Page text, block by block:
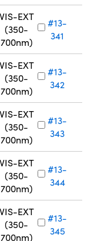
VIS-EXT
(350-
700nm)
#13-
341
VIS-EXT
(350-
700nm)
#13-
342
VIS-EXT
(350-
700nm)
#13-
343
VIS-EXT
(350-
700nm)
#13-
344
VIS-EXT
(350-
700nm)
#13-
345